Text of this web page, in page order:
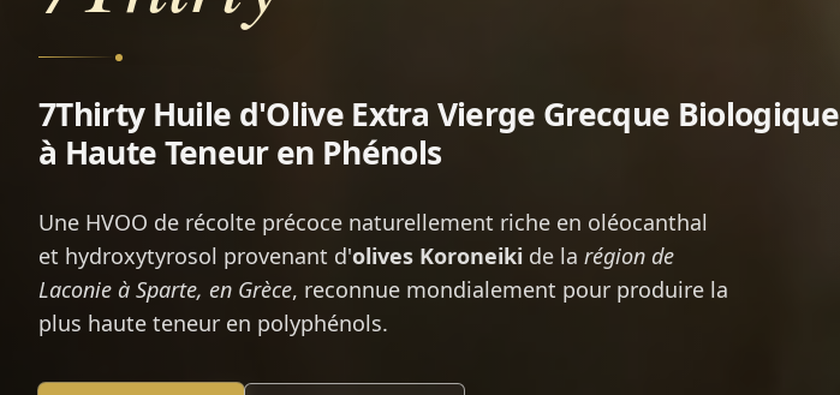
7Thirty Huile d'Olive Extra Vierge Grecque Biologique
à Haute Teneur en Phénols
Une HVOO de récolte précoce naturellement riche en oléocanthal
et hydroxytyrosol provenant d'olives Koroneiki de la région de
Laconie à Sparte, en Grèce, reconnue mondialement pour produire la
plus haute teneur en polyphénols.